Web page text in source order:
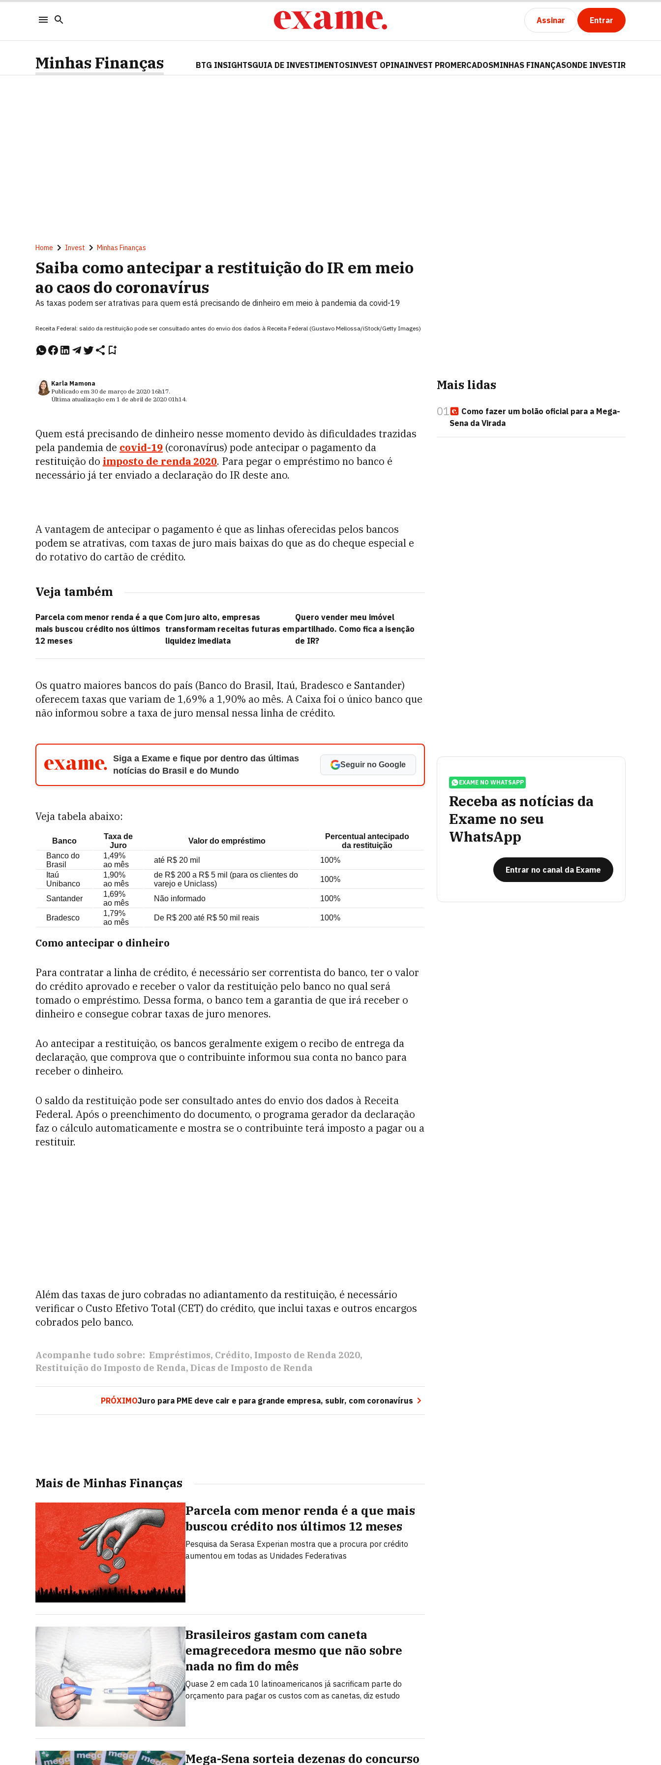
Assinar Entrar
Minhas Finanças BTG INSIGHTSGUIA DE INVESTIMENTOSINVEST OPINAINVEST PROMERCADOSMINHAS FINANÇASONDE INVESTIR
Home Invest Minhas Finanças
Saiba como antecipar a restituição do IR em meio
ao caos do coronavírus
As taxas podem ser atrativas para quem está precisando de dinheiro em meio à pandemia da covid-19
Receita Federal: saldo da restituição pode ser consultado antes do envio dos dados à Receita Federal (Gustavo Mellossa/iStock/Getty Images)
Karla Mamona
Publicado em 30 de março de 2020 16h17.
Última atualização em 1 de abril de 2020 01h14.
Quem está precisando de dinheiro nesse momento devido às dificuldades trazidas
pela pandemia de covid-19 (coronavírus) pode antecipar o pagamento da
restituição do imposto de renda 2020. Para pegar o empréstimo no banco é
necessário já ter enviado a declaração do IR deste ano.
A vantagem de antecipar o pagamento é que as linhas oferecidas pelos bancos
podem se atrativas, com taxas de juro mais baixas do que as do cheque especial e
do rotativo do cartão de crédito.
Veja também
Parcela com menor renda é a que
mais buscou crédito nos últimos
12 meses
Com juro alto, empresas
transformam receitas futuras em
liquidez imediata
Quero vender meu imóvel
partilhado. Como fica a isenção
de IR?
Os quatro maiores bancos do país (Banco do Brasil, Itaú, Bradesco e Santander)
oferecem taxas que variam de 1,69% a 1,90% ao mês. A Caixa foi o único banco que
não informou sobre a taxa de juro mensal nessa linha de crédito.
Siga a Exame e fique por dentro das últimas
notícias do Brasil e do Mundo
Seguir no Google
Veja tabela abaixo:
Banco
Taxa de
Juro
Valor do empréstimo
Percentual antecipado
da restituição
Banco do
Brasil
1,49%
ao mês
até R$ 20 mil
100%
Itaú
Unibanco
1,90%
ao mês
de R$ 200 a R$ 5 mil (para os clientes do
varejo e Uniclass)
100%
Santander
1,69%
ao mês
Não informado 100%
Bradesco
1,79%
ao mês
De R$ 200 até R$ 50 mil reais 100%
Como antecipar o dinheiro
Para contratar a linha de crédito, é necessário ser correntista do banco, ter o valor
do crédito aprovado e receber o valor da restituição pelo banco no qual será
tomado o empréstimo. Dessa forma, o banco tem a garantia de que irá receber o
dinheiro e consegue cobrar taxas de juro menores.
Ao antecipar a restituição, os bancos geralmente exigem o recibo de entrega da
declaração, que comprova que o contribuinte informou sua conta no banco para
receber o dinheiro.
O saldo da restituição pode ser consultado antes do envio dos dados à Receita
Federal. Após o preenchimento do documento, o programa gerador da declaração
faz o cálculo automaticamente e mostra se o contribuinte terá imposto a pagar ou a
restituir.
Além das taxas de juro cobradas no adiantamento da restituição, é necessário
verificar o Custo Efetivo Total (CET) do crédito, que inclui taxas e outros encargos
cobrados pelo banco.
Acompanhe tudo sobre: Empréstimos Crédito Imposto de Renda 2020
Restituição do Imposto de Renda Dicas de Imposto de Renda
PRÓXIMOJuro para PME deve cair e para grande empresa, subir, com coronavírus
Mais de Minhas Finanças
Parcela com menor renda é a que mais
buscou crédito nos últimos 12 meses
Pesquisa da Serasa Experian mostra que a procura por crédito
aumentou em todas as Unidades Federativas
Brasileiros gastam com caneta
emagrecedora mesmo que não sobre
nada no fim do mês
Quase 2 em cada 10 latinoamericanos já sacrificam parte do
orçamento para pagar os custos com as canetas, diz estudo
Mega-Sena sorteia dezenas do concurso
Mais lidas
01
Como fazer um bolão oficial para a Mega-
Sena da Virada
EXAME NO WHATSAPP
Receba as notícias da
Exame no seu
WhatsApp
Entrar no canal da Exame